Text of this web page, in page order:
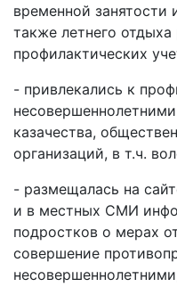
временной занятости
также летнего
профилактических
- привлекались к
казачества,
организаций, в т.ч.
- размещалась на
и в местных СМИ
подростков о мерах
совершение